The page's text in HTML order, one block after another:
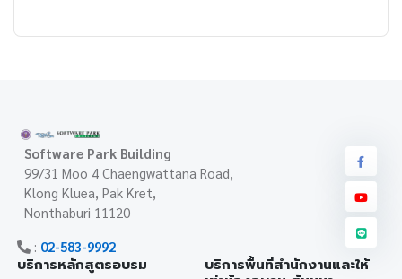
Software Park Building
99/31 Moo 4 Chaengwattana Road,
Klong Kluea, Pak Kret,
Nonthaburi 11120
: 02-583-9992
บริการหลักสูตรอบรม
บริการพื้นที่สำนักงานและให้